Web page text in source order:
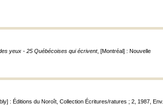
yeux - 25 Québécoises qui écrivent, [Montréal] : Nouvelle
: Éditions du Noroît, Collection Écritures/ratures ; 2, 1987, Env.